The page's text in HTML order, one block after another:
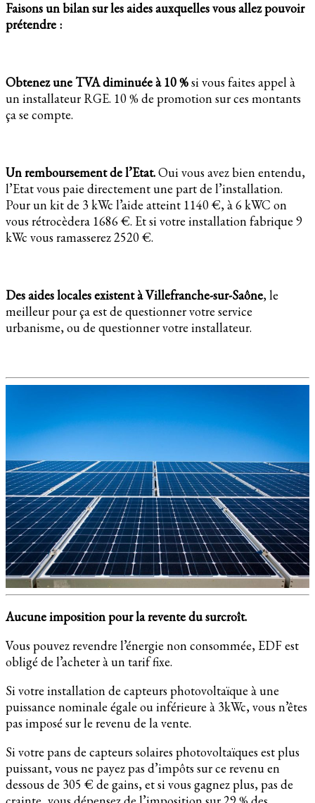
Faisons un bilan sur les aides auxquelles vous allez pouvoir
prétendre :
Obtenez une TVA diminuée à 10 %si vous faites appel à
un installateur RGE. 10 % de promotion sur ces montants
ça se compte.
Un remboursement de l’Etat.Oui vous avez bien entendu,
l’Etat vous paie directement une part de l’installation.
Pour un kit de 3 kWc l’aide atteint 1140 €, à 6 kWC on
vous rétrocèdera 1686 €. Et si votre installation fabrique 9
kWc vous ramasserez 2520 €.
Des aides locales existent à Villefranche-sur-Saône, le
meilleur pour ça est de questionner votre service
urbanisme, ou de questionner votre installateur.
Aucune imposition pour la revente du surcroît.
Vous pouvez revendre l’énergie non consommée, EDF est
obligé de l’acheter à un tarif fixe.
Si votre installation de capteurs photovoltaïque à une
puissance nominale égale ou inférieure à 3kWc, vous n’êtes
pas imposé sur le revenu de la vente.
Si votre pans de capteurs solaires photovoltaïques est plus
puissant, vous ne payez pas d’impôts sur ce revenu en
dessous de 305 € de gains, et si vous gagnez plus, pas de